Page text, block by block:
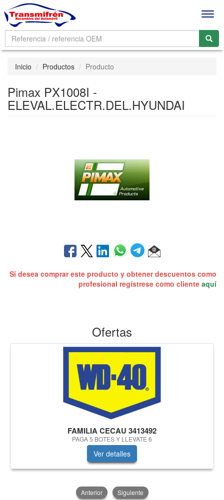
Inicio Productos Producto
Pimax PX1008I -
ELEVAL.ELECTR.DEL.HYUNDAI
Si desea comprar este producto y obtener descuentos como
profesional regístrese como cliente aquí
Ofertas
FAMILIA CECAU 3413492
PAGA 5 BOTES Y LLEVATE 6
Ver detalles
Anterior Siguiente